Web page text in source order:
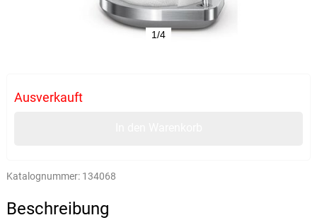
1/4
Ausverkauft
Katalognummer: 134068
Beschreibung